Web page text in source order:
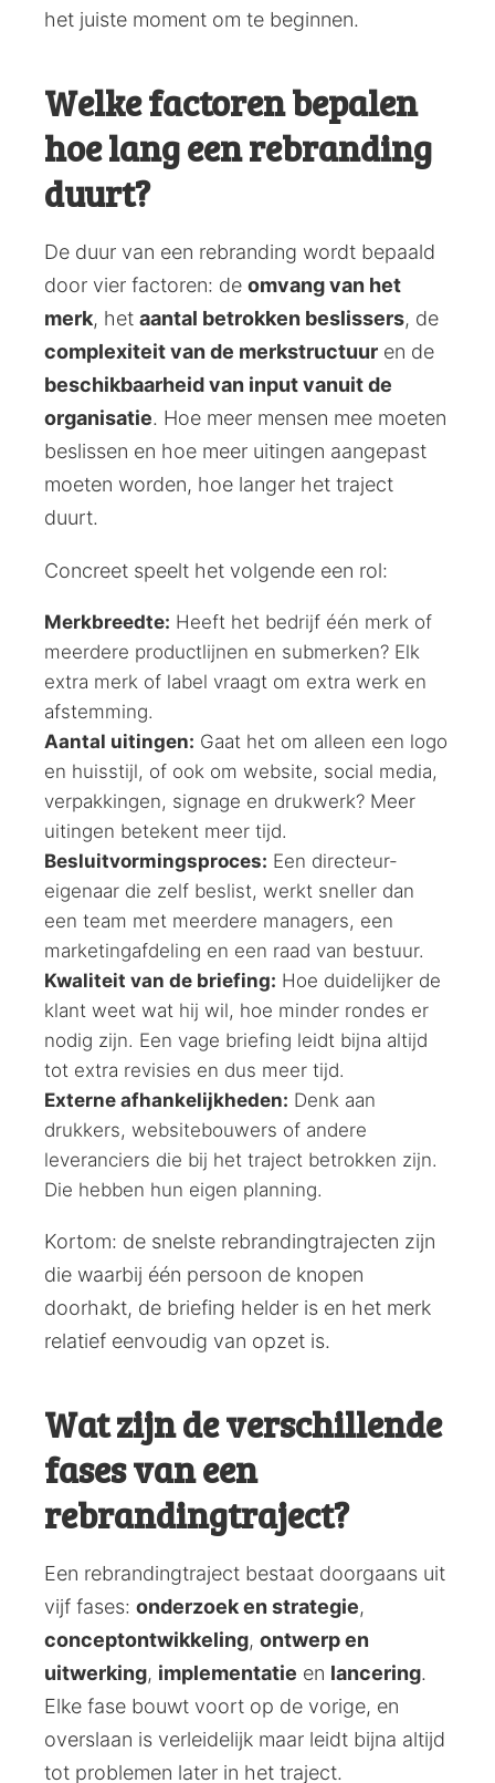
het juiste moment om te beginnen.
Welke factoren bepalen
hoe lang een rebranding
duurt?
De duur van een rebranding wordt bepaald
door vier factoren: de omvang van het
merk, het aantal betrokken beslissers, de
complexiteit van de merkstructuur en de
beschikbaarheid van input vanuit de
organisatie. Hoe meer mensen mee moeten
beslissen en hoe meer uitingen aangepast
moeten worden, hoe langer het traject
duurt.
Concreet speelt het volgende een rol:
Merkbreedte: Heeft het bedrijf één merk of
meerdere productlijnen en submerken? Elk
extra merk of label vraagt om extra werk en
afstemming.
Aantal uitingen: Gaat het om alleen een logo
en huisstijl, of ook om website, social media,
verpakkingen, signage en drukwerk? Meer
uitingen betekent meer tijd.
Besluitvormingsproces: Een directeur-
eigenaar die zelf beslist, werkt sneller dan
een team met meerdere managers, een
marketingafdeling en een raad van bestuur.
Kwaliteit van de briefing: Hoe duidelijker de
klant weet wat hij wil, hoe minder rondes er
nodig zijn. Een vage briefing leidt bijna altijd
tot extra revisies en dus meer tijd.
Externe afhankelijkheden: Denk aan
drukkers, websitebouwers of andere
leveranciers die bij het traject betrokken zijn.
Die hebben hun eigen planning.
Kortom: de snelste rebrandingtrajecten zijn
die waarbij één persoon de knopen
doorhakt, de briefing helder is en het merk
relatief eenvoudig van opzet is.
Wat zijn de verschillende
fases van een
rebrandingtraject?
Een rebrandingtraject bestaat doorgaans uit
vijf fases: onderzoek en strategie,
conceptontwikkeling, ontwerp en
uitwerking, implementatie en lancering.
Elke fase bouwt voort op de vorige, en
overslaan is verleidelijk maar leidt bijna altijd
tot problemen later in het traject.